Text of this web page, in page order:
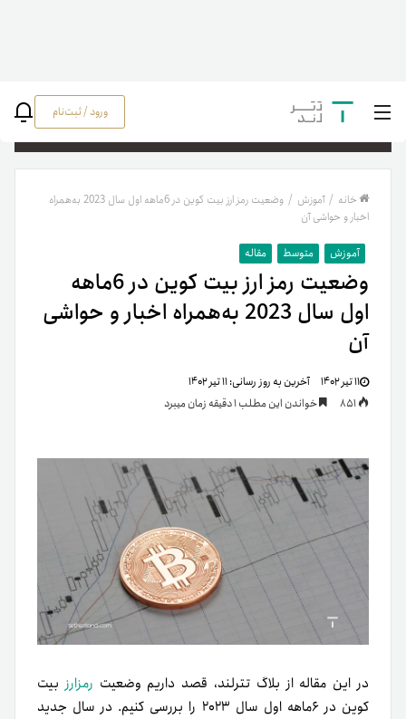
ورود / ثبت‌نام
خانه / آموزش /
وضعیت رمز ارز بیت کوین در 6ماهه اول سال 2023 به‌همراه
اخبار و حواشی آن
آموزش متوسط مقاله
وضعیت رمز ارز بیت کوین در 6ماهه
اول سال 2023 به‌همراه اخبار و حواشی
آن
۱۱ تیر ۱۴۰۲ آخرین به روز رسانی:۱۱ تیر ۱۴۰۲
خواندن این مطلب 1 دقیقه زمان میبرد
در این مقاله از بلاگ تترلند، قصد داریم وضعیت رمز‌ارزبیت
کوین در ۶ماهه اول سال ۲۰۲۳ را بررسی کنیم. در سال جدید